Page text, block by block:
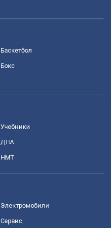
Баскетбол
Бокс
Учебники
ДПА
НМТ
Электромобили
Сервис